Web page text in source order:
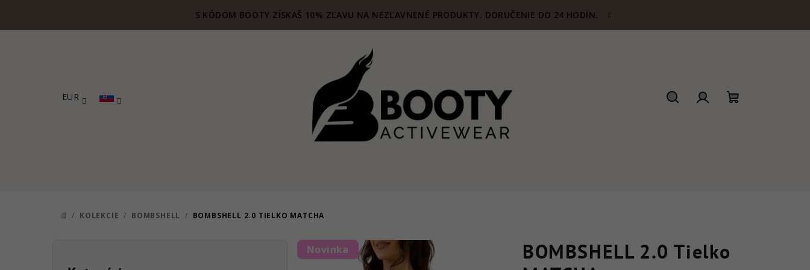
S KÓDOM BOOTY ZÍSKAŠ 10% ZĽAVU NA NEZĽAVNENÉ PRODUKTY. DORUČENIE DO 24 HODÍN.
EUR
DOMOV
/ KOLEKCIE / BOMBSHELL / BOMBSHELL 2.0 TIELKO MATCHA
BOMBSHELL 2.0 Tielko
Novinka